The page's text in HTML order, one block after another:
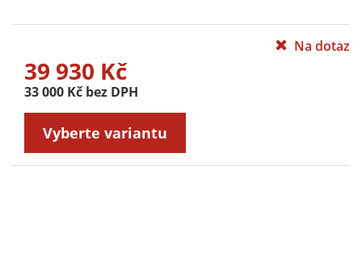
Na dotaz
39 930 Kč
33 000 Kč bez DPH
Vyberte variantu